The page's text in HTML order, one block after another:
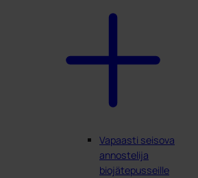
Vapaasti seisova
annostelija
biojätepusseille